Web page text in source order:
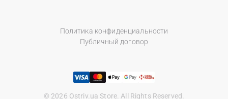
Политика конфиденциальности
Публичный договор
© 2026 Ostriv.ua Store. All Rights Reserved.